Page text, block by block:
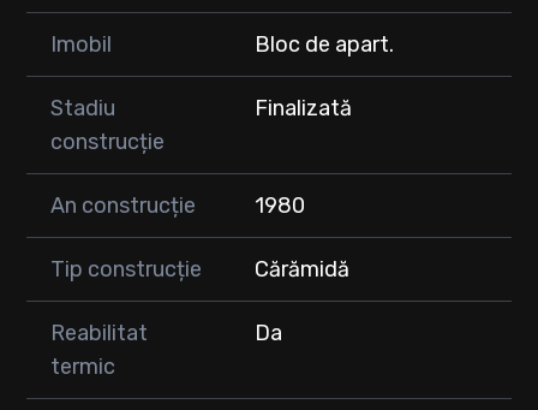
Imobil Bloc de apart.
Stadiu
construcție
Finalizată
An construcție 1980
Tip construcție Cărămidă
Reabilitat
termic
Da